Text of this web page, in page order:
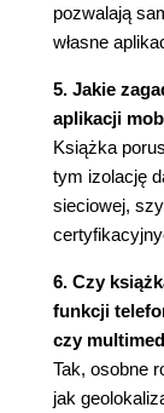
Kod
(97)
pozwalają
własne
5. Jakie
aplikacji
Książka
tym izolację
sieciowej,
6. Czy
funkcji
czy
Tak, osobne
jak